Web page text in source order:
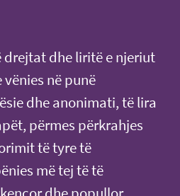
drejtat dhe liritë e njeriut
në punë
dhe anonimati, të lira
përmes përkrahjes
të tyre të
më tej të të